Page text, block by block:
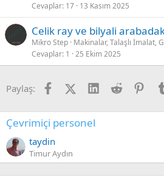
Cevaplar 17 13 Kasım 2025
Celik ray ve bilyali
Mikro Step Makinalar, Talaşlı İmalat,
Cevaplar 1 25 Ekim 2025
Paylaş: FacebookX (Twitter)
LinkedIn
Reddit
Çevrimiçi personel
taydin
Timur Aydın